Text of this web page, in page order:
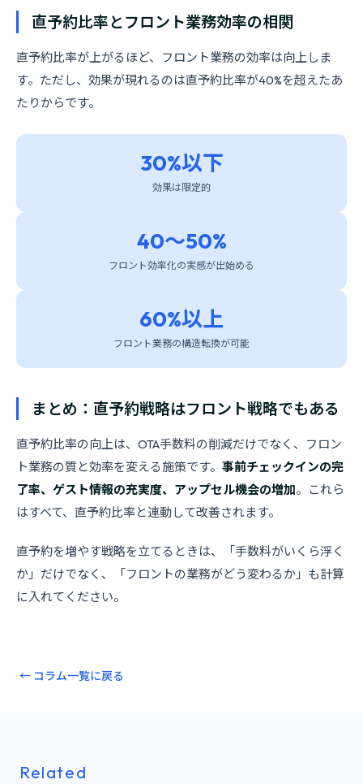
直予約比率とフロント業務効率の相関
直予約比率が上がるほど、フロント業務の効率は向上しま
す。ただし、効果が現れるのは直予約比率が40%を超えたあ
たりからです。
30%以下
効果は限定的
40〜50%
フロント効率化の実感が出始める
60%以上
フロント業務の構造転換が可能
まとめ：直予約戦略はフロント戦略でもある
直予約比率の向上は、OTA手数料の削減だけでなく、フロン
ト業務の質と効率を変える施策です。 事前チェックインの完
了率、ゲスト情報の充実度、アップセル機会の増加。これら
はすべて、直予約比率と連動して改善されます。
直予約を増やす戦略を立てるときは、「手数料がいくら浮く
か」だけでなく、「フロントの業務がどう変わるか」も計算
に入れてください。
← コラム一覧に戻る
Related